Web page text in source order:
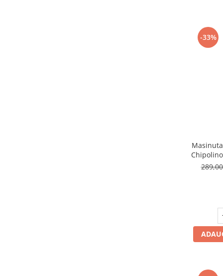
-33%